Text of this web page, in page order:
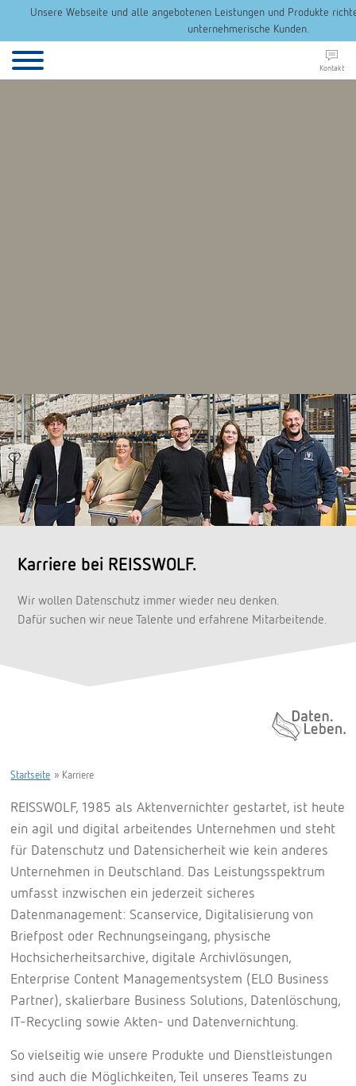
Unsere Webseite und alle angebotenen Leistungen und Produkte
unternehmerische Kunden.
Kontakt
Karriere bei REISSWOLF.
Wir wollen Datenschutz immer wieder neu denken.
Dafür suchen wir neue Talente und erfahrene Mitarbeitende.
Daten. Leben.
Startseite » Karriere
REISSWOLF, 1985 als Aktenvernichter gestartet, ist heute
ein agil und digital arbeitendes Unternehmen und steht
für Datenschutz und Datensicherheit wie kein anderes
Unternehmen in Deutschland. Das Leistungsspektrum
umfasst inzwischen ein jederzeit sicheres
Datenmanagement: Scanservice, Digitalisierung von
Briefpost oder Rechnungseingang, physische
Hochsicherheitsarchive, digitale Archivlösungen,
Enterprise Content Managementsystem (ELO Business
Partner), skalierbare Business Solutions, Datenlöschung,
IT-Recycling sowie Akten- und Datenvernichtung.
So vielseitig wie unsere Produkte und Dienstleistungen
sind auch die Möglichkeiten, Teil unseres Teams zu